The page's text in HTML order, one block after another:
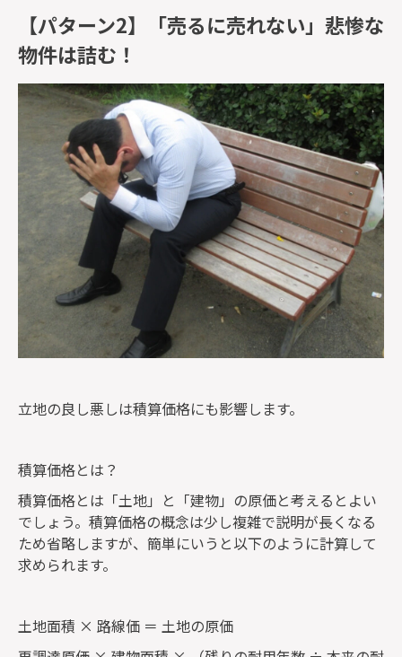
【パターン2】「売るに売れない」悲惨な
物件は詰む！
立地の良し悪しは積算価格にも影響します。
積算価格とは？
積算価格とは「土地」と「建物」の原価と考えるとよい
でしょう。積算価格の概念は少し複雑で説明が長くなる
ため省略しますが、簡単にいうと以下のように計算して
求められます。
土地面積 × 路線価 ＝ 土地の原価